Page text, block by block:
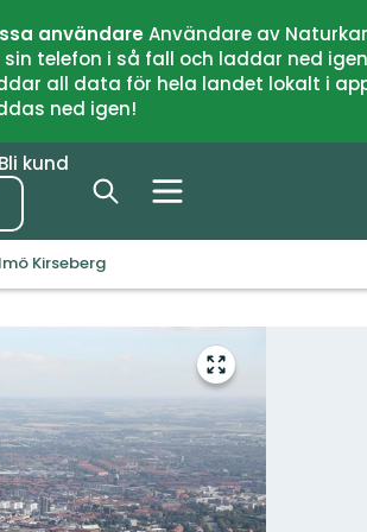
användareAnvändare av
telefon i så fall och laddar ned
all data för hela landet lokalt i
ned igen!
Bli kund
Kirseberg
Gå
till
helskärmsläge